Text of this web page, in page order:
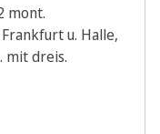
mont.
u. Halle,
mit dreis.